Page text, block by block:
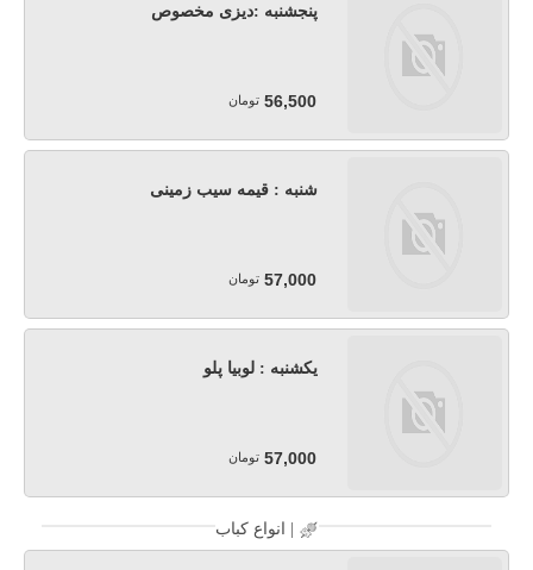
پنجشنبه :دیزی مخصوص
56,500 تومان
شنبه : قیمه سیب زمینی
57,000 تومان
یکشنبه : لوبیا پلو
57,000 تومان